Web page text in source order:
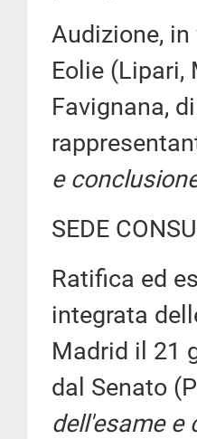
Audizione,
Eolie (Lipari,
Favignana,
e
SEDE
Ratifica ed
integrata
Madrid il 21
dal Senato
dell'esame e